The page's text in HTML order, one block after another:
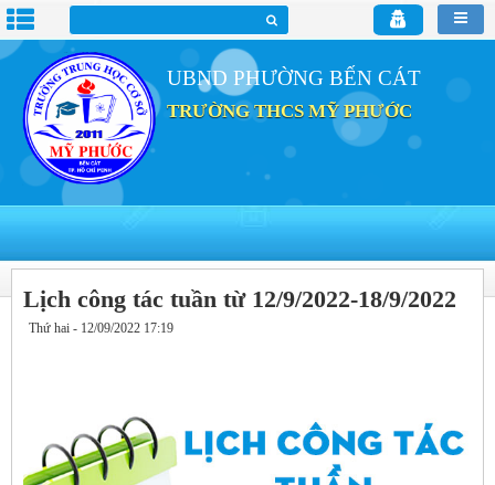
UBND PHƯỜNG BẾN CÁT
TRƯỜNG THCS MỸ PHƯỚC
Lịch công tác tuần từ 12/9/2022-18/9/2022
Thứ hai - 12/09/2022 17:19